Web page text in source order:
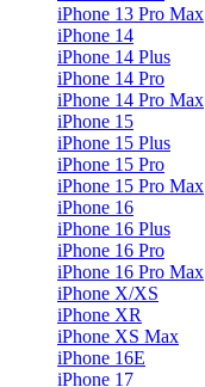
iPhone 13 Pro Max
iPhone 14
iPhone 14 Plus
iPhone 14 Pro
iPhone 14 Pro Max
iPhone 15
iPhone 15 Plus
iPhone 15 Pro
iPhone 15 Pro Max
iPhone 16
iPhone 16 Plus
iPhone 16 Pro
iPhone 16 Pro Max
iPhone X/XS
iPhone XR
iPhone XS Max
iPhone 16E
iPhone 17